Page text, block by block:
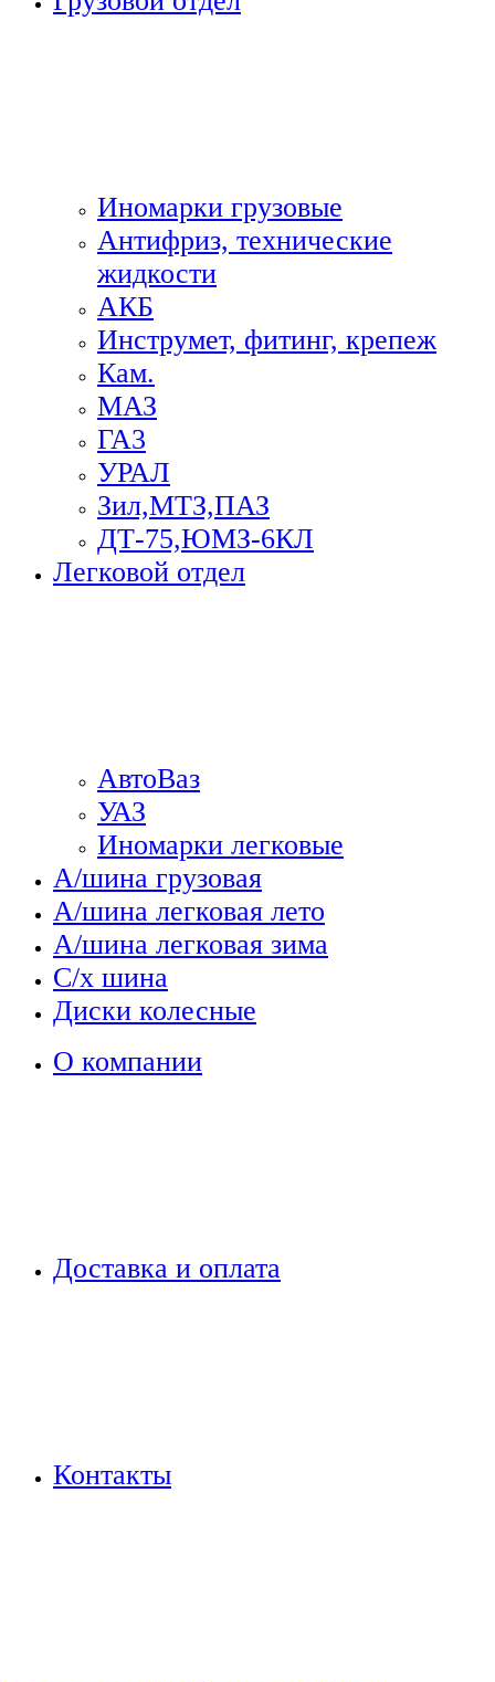
Иномарки грузовые
Антифриз, технические
жидкости
АКБ
Инструмет, фитинг, крепеж
Кам.
МАЗ
ГА3
УРАЛ
Зил,МТЗ,ПАЗ
ДТ-75,ЮМЗ-6КЛ
Легковой отдел
АвтоВаз
УАЗ
Иномарки легковые
А/шина грузовая
А/шина легковая лето
А/шина легковая зима
С/х шина
Диски колесные
О компании
Доставка и оплата
Контакты